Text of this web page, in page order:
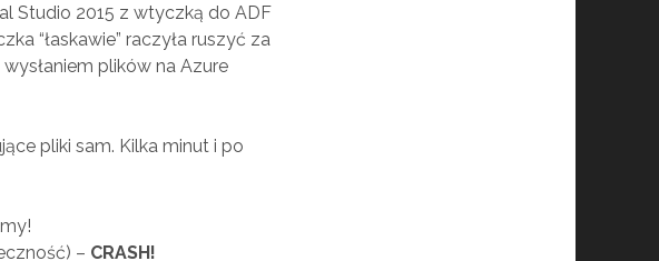
Studio 2015 z wtyczką do ADF
“łaskawie” raczyła ruszyć za
plików na Azure
pliki sam. Kilka minut i po
– CRASH!